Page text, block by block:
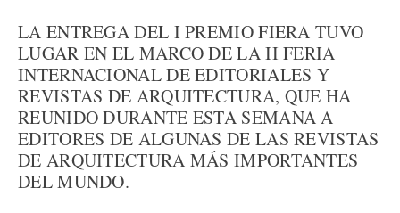
LA ENTREGA DEL I PREMIO FIERA TUVO
LUGAR EN EL MARCO DE LA II FERIA
INTERNACIONAL DE EDITORIALES Y
REVISTAS DE ARQUITECTURA, QUE HA
REUNIDO DURANTE ESTA SEMANA A
EDITORES DE ALGUNAS DE LAS REVISTAS
DE ARQUITECTURA MÁS IMPORTANTES
DEL MUNDO.